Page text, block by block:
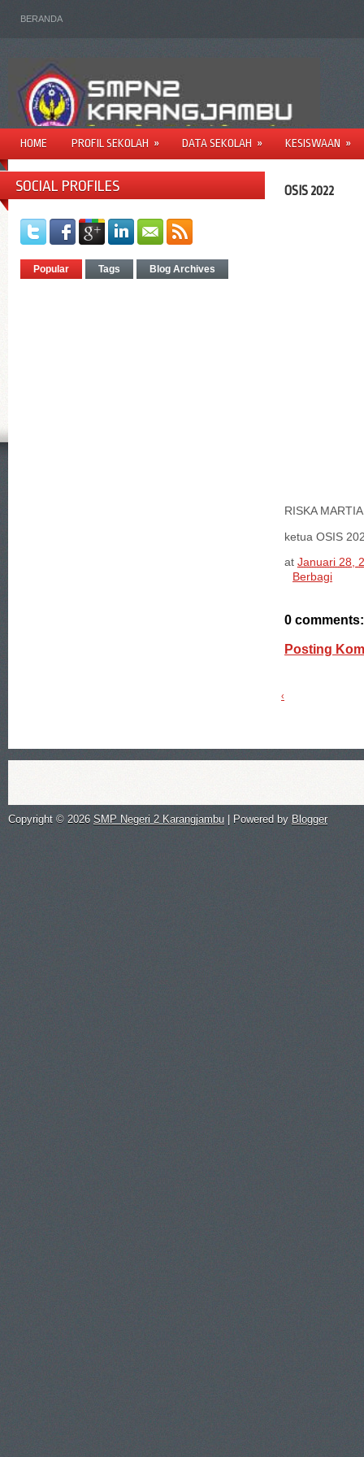
BERANDA
HOME PROFIL SEKOLAH » DATA SEKOLAH » KESISWAAN »
SOCIAL PROFILES
Popular Tags Blog Archives
OSIS 2022
RISKA
ketua OSIS
at Januari 28,
Berbagi
0 comments:
Posting
‹
Copyright © 2026 SMP Negeri 2 Karangjambu | Powered by Blogger